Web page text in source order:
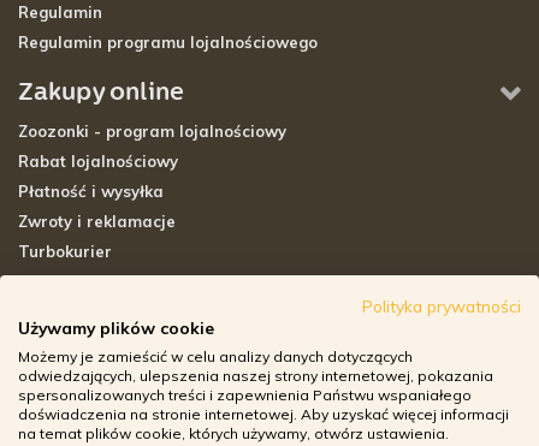
Regulamin
Regulamin programu lojalnościowego
Zakupy online
Zoozonki - program lojalnościowy
Rabat lojalnościowy
Płatność i wysyłka
Zwroty i reklamacje
Turbokurier
Adresy sklepów stacjonarnych
Godziny otwarcia sklepów
Aplikacja zoozone.pl
Zwroty i reklamacje
Polityka prywatności
Używamy plików cookie
Możemy je zamieścić w celu analizy danych dotyczących
odwiedzających, ulepszenia naszej strony internetowej, pokazania
spersonalizowanych treści i zapewnienia Państwu wspaniałego
doświadczenia na stronie internetowej. Aby uzyskać więcej informacji
na temat plików cookie, których używamy, otwórz ustawienia.